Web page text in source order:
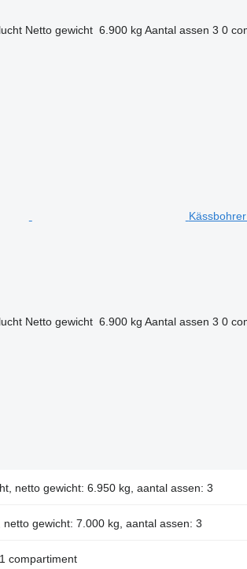
Netto gewicht 6.900 kg Aantal assen 3 0
Netto gewicht 6.900 kg Aantal assen 3 0
netto gewicht: 6.950 kg, aantal assen: 3
gewicht: 7.000 kg, aantal assen: 3
compartiment